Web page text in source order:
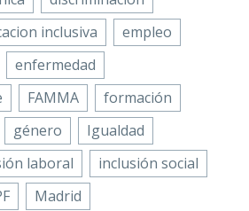
Email
Compartir
Navarra ha
año más
de
personas
a
su servicio de
inclusiva
empleo
enfermedad
FAMMA
formación
género
Igualdad
laboral
inclusión social
Madrid